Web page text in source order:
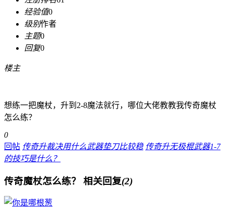
经验值0
级别作者
主题0
回复0
楼主
想练一把魔杖，升到2-8魔法就行，哪位大佬教教我传奇魔杖
怎么练？
0
回帖 传奇升裁决用什么武器垫刀比较稳 传奇升无极棍武器1-7
的技巧是什么？
传奇魔杖怎么练？ 相关回复(2)